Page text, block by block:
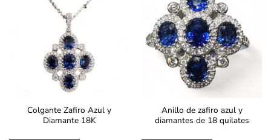
Colgante Zafiro Azul y
Diamante 18K
Anillo de zafiro azul y
diamantes de 18 quilates